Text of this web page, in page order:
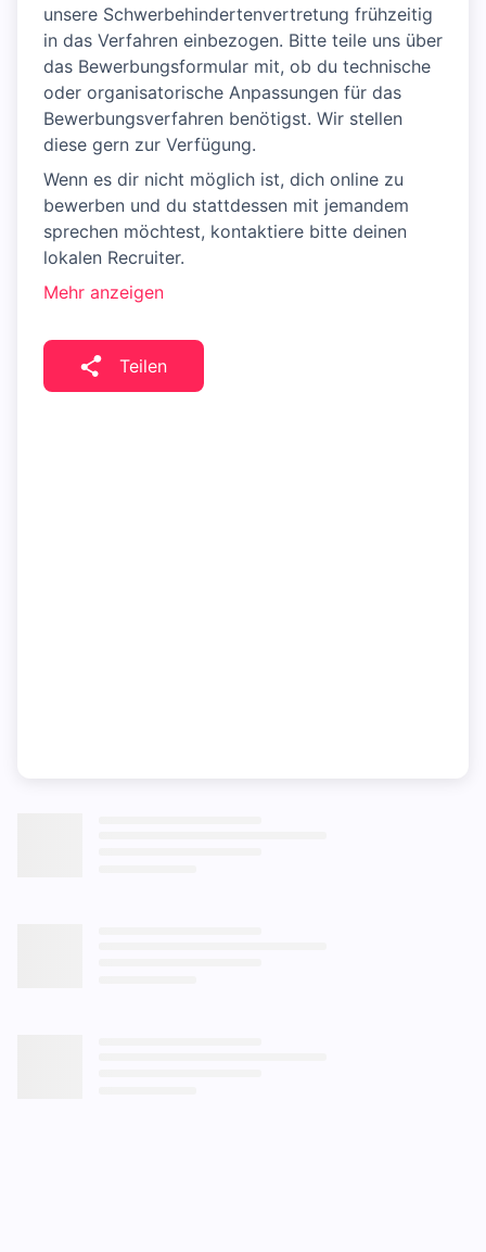
unsere Schwerbehindertenvertretung frühzeitig
in das Verfahren einbezogen. Bitte teile uns über
das Bewerbungsformular mit, ob du technische
oder organisatorische Anpassungen für das
Bewerbungsverfahren benötigst. Wir stellen
diese gern zur Verfügung.
Wenn es dir nicht möglich ist, dich online zu
bewerben und du stattdessen mit jemandem
sprechen möchtest, kontaktiere bitte deinen
lokalen Recruiter.
Mehr anzeigen
Teilen